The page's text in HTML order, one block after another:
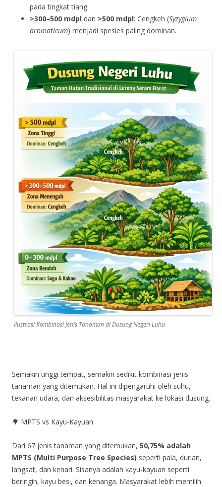
pada tingkat tiang.
>300–500 mdpl dan >500 mdpl: Cengkeh (Syzygium
aromaticum) menjadi spesies paling dominan.
Ilustrasi Kombinasi Jenis Tanaman di Dusung Negeri Luhu
Semakin tinggi tempat, semakin sedikit kombinasi jenis
tanaman yang ditemukan. Hal ini dipengaruhi oleh suhu,
tekanan udara, dan aksesibilitas masyarakat ke lokasi dusung.
🌳 MPTS vs Kayu-Kayuan
Dari 67 jenis tanaman yang ditemukan, 50,75% adalah
MPTS (Multi Purpose Tree Species) seperti pala, durian,
langsat, dan kenari. Sisanya adalah kayu-kayuan seperti
beringin, kayu besi, dan kenanga. Masyarakat lebih memilih